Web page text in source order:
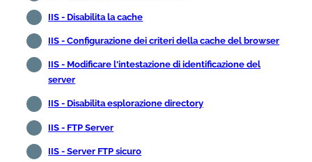
IIS - Disabilita la cache
IIS - Configurazione dei criteri della cache del browser
IIS - Modificare l'intestazione di identificazione del
server
IIS - Disabilita esplorazione directory
IIS - FTP Server
IIS - Server FTP sicuro